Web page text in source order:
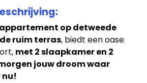
op detweede
ruim terras, biedt een oase
met 2 slaapkamer en 2
jouw droom waar
nu!